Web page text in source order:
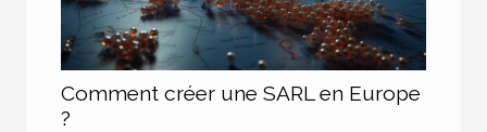
Comment créer une SARL en Europe
?